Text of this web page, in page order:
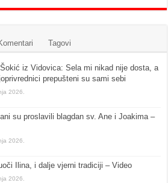
Tagovi
iz Vidovica: Sela mi nikad nije dosta, a
prepušteni su sami sebi
2026.
su proslavili blagdan sv. Ane i Joakima –
2026.
Ilina, i dalje vjerni tradiciji – Video
2026.